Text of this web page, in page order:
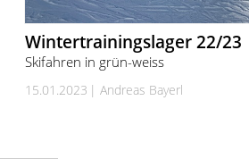
Wintertrainingslager 22/23
Skifahren in grün-weiss
15.01.2023 Andreas Bayerl